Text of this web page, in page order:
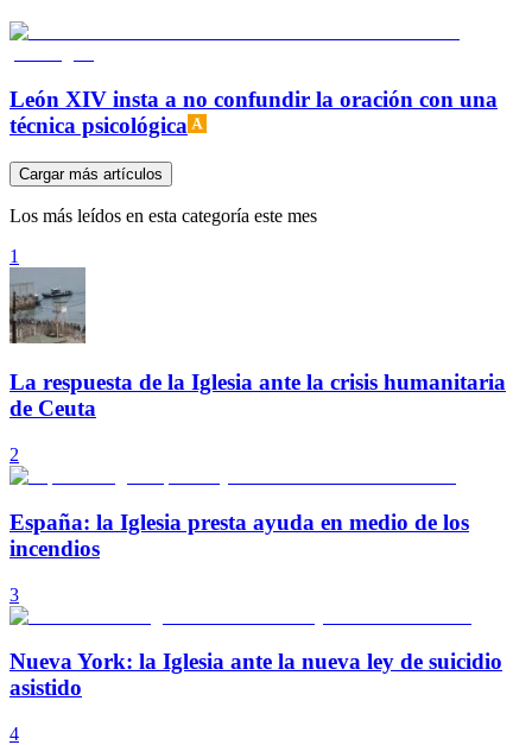
León XIV insta a no confundir la oración con una
técnica psicológica
Cargar más artículos
Los más leídos en esta categoría este mes
1
La respuesta de la Iglesia ante la crisis humanitaria
de Ceuta
2
España: la Iglesia presta ayuda en medio de los
incendios
3
Nueva York: la Iglesia ante la nueva ley de suicidio
asistido
4